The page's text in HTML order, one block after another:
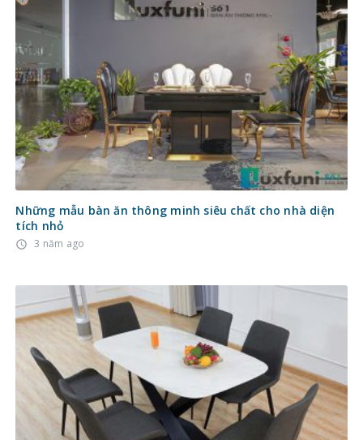
Những mẫu bàn ăn thông minh siêu chất cho nhà diện
tích nhỏ
access_time 3 năm ago